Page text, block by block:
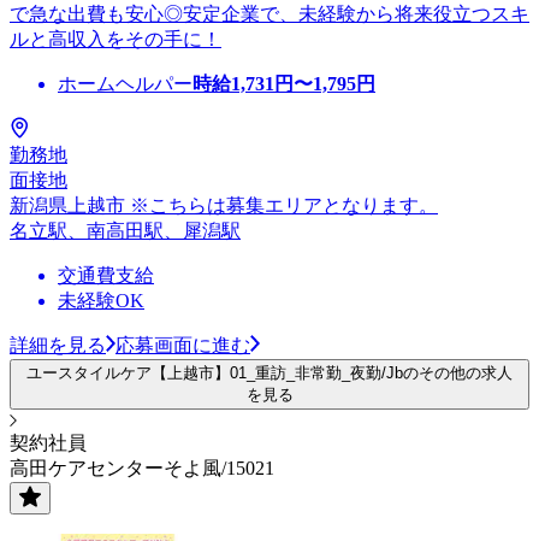
で急な出費も安心◎安定企業で、未経験から将来役立つスキ
ルと高収入をその手に！
ホームヘルパー時給1,731 円〜1,795円
勤務地
面接地
新潟県上越市 ※こちらは募集エリアとなります。
名立駅、南高田駅、犀潟駅
交通費支給
未経験OK
詳細を見る 応募画面に進む
ユースタイルケア【上越市】01_重訪_非常勤_夜勤/Jbのその他の求人
を見る
契約社員
高田ケアセンターそよ風/15021